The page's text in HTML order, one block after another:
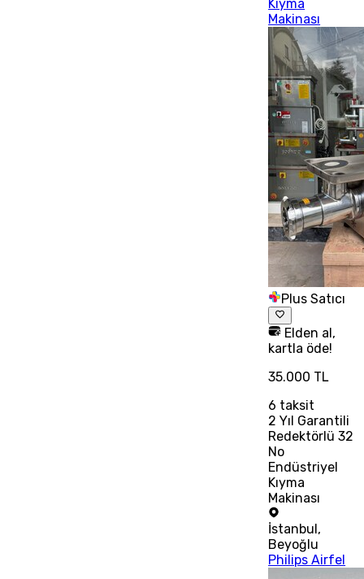
Kıyma
Makinası
Plus Satıcı
Elden al,
kartla öde!
35.000 TL
6 taksit
2 Yıl Garantili
Redektörlü 32
No
Endüstriyel
Kıyma
Makinası
İstanbul,
Beyoğlu
Philips Airfel